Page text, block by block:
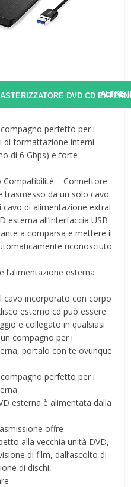
ALTRE
compagno perfetto per i
di formattazione interni
di 6 Gbps) e forte
– Connettore
trasmesso da un solo cavo
cavo di alimentazione extral
esterna all’interfaccia USB
a comparsa e mettere il
riconosciuto
l’alimentazione esterna
cavo incorporato con corpo
esterno cd può essere
e collegato in qualsiasi
compagno per i
portalo con te ovunque
compagno perfetto per i
esterna è alimentata dalla
offre
alla vecchia unità DVD,
di film, dall’ascolto di
di dischi,